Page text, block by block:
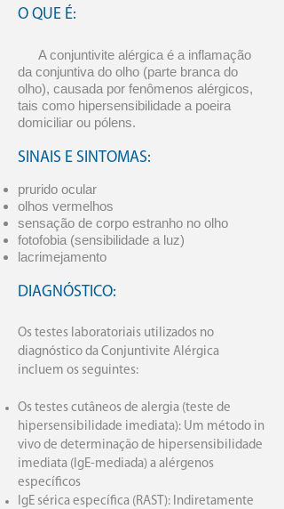
O QUE É:
A conjuntivite alérgica é a inflamação
da conjuntiva do olho (parte branca do
olho), causada por fenômenos alérgicos,
tais como hipersensibilidade a poeira
domiciliar ou pólens.
SINAIS E SINTOMAS:
prurido ocular
olhos vermelhos
sensação de corpo estranho no olho
fotofobia (sensibilidade a luz)
lacrimejamento
DIAGNÓSTICO:
Os testes laboratoriais utilizados no
diagnóstico da Conjuntivite Alérgica
incluem os seguintes:
Os testes cutâneos de alergia (teste de
hipersensibilidade imediata): Um método in
vivo de determinação de hipersensibilidade
imediata (IgE-mediada) a alérgenos
específicos
IgE sérica específica (RAST): Indiretamente